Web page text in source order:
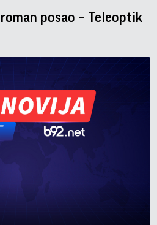
posao – Teleoptik